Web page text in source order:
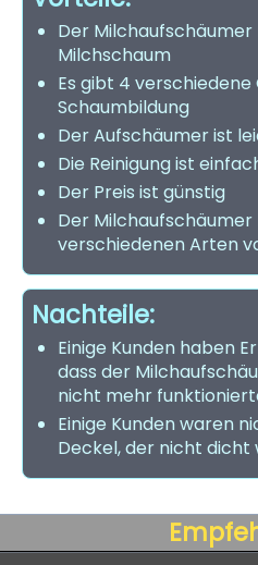
Der
Milchschaum
Es gibt 4
Schaumbildung
Der Aufschäumer ist
Die Reinigung ist
Der Preis ist günstig
Der
verschiedenen Arten
Nachteile:
Einige Kunden haben
dass der
nicht mehr
Einige Kunden waren
Deckel, der nicht dicht